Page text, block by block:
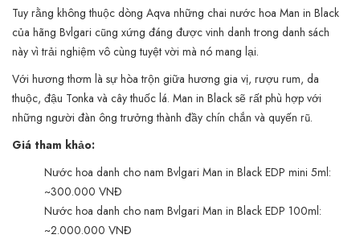
Tuy rằng không thuộc dòng Aqva những chai nước hoa Man in Black
của hãng Bvlgari cũng xứng đáng được vinh danh trong danh sách
này vì trải nghiệm vô cùng tuyệt vời mà nó mang lại.
Với hương thơm là sự hòa trộn giữa hương gia vị, rượu rum, da
thuộc, đậu Tonka và cây thuốc lá. Man in Black sẽ rất phù hợp với
những người đàn ông trưởng thành đầy chín chắn và quyến rũ.
Giá tham khảo:
Nước hoa danh cho nam Bvlgari Man in Black EDP mini 5ml:
~300.000 VNĐ
Nước hoa danh cho nam Bvlgari Man in Black EDP 100ml:
~2.000.000 VNĐ